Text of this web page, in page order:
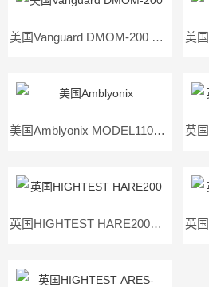
美国Vanguard DMOM-200 S3微欧表
美国Amblyonix MODEL1100型微欧姆表
英国HIGHTEST HARE200接触电阻测试仪